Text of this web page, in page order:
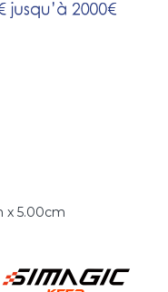
x 5.00cm